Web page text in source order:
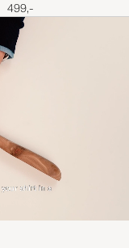
499,-